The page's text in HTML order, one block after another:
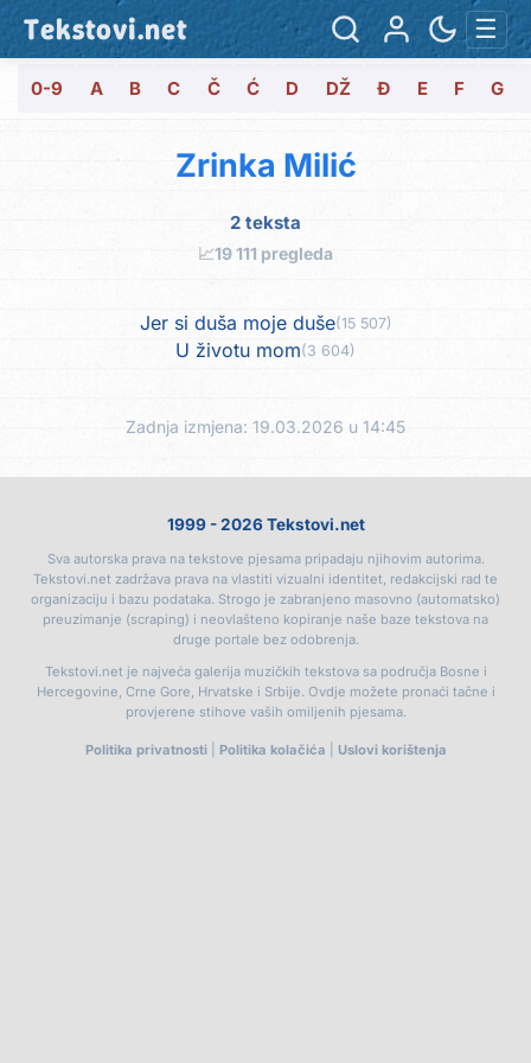
Tekstovi.net ☰
0-9 A B C Č Ć D DŽ Đ E F G
Zrinka Milić
2 teksta
📈19 111 pregleda
Jer si duša moje duše(15 507)
U životu mom(3 604)
Zadnja izmjena: 19.03.2026 u 14:45
1999 - 2026 Tekstovi.net
Sva autorska prava na tekstove pjesama pripadaju njihovim autorima.
Tekstovi.net zadržava prava na vlastiti vizualni identitet, redakcijski rad te
organizaciju i bazu podataka. Strogo je zabranjeno masovno (automatsko)
preuzimanje (scraping) i neovlašteno kopiranje naše baze tekstova na
druge portale bez odobrenja.
Tekstovi.net je najveća galerija muzičkih tekstova sa područja Bosne i
Hercegovine, Crne Gore, Hrvatske i Srbije. Ovdje možete pronaći tačne i
provjerene stihove vaših omiljenih pjesama.
Politika privatnosti| Politika kolačića Uslovi korištenja